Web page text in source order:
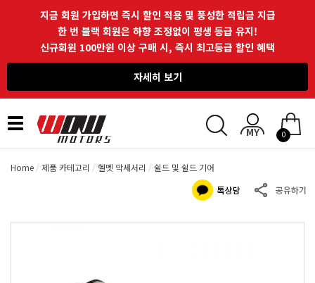
지금 회원 가입하면 즉시 할인 적용 및 풍성한 적립금 지급
한 번 블랙 회원은 하향 조정없이 평생 등급 유지!
신규회원 100만원 이상 구매 시, 즉시 최고등급 할인 혜택
자세히 보기
Toggle
navigation
0
Home 제품 카테고리 헬멧 악세서리 쉴드 및 쉴드 기어